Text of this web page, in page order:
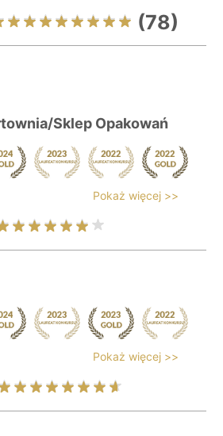
(78)
Sklep Opakowań
Pokaż więcej >>
Pokaż więcej >>